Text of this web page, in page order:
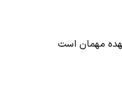
مهمان است